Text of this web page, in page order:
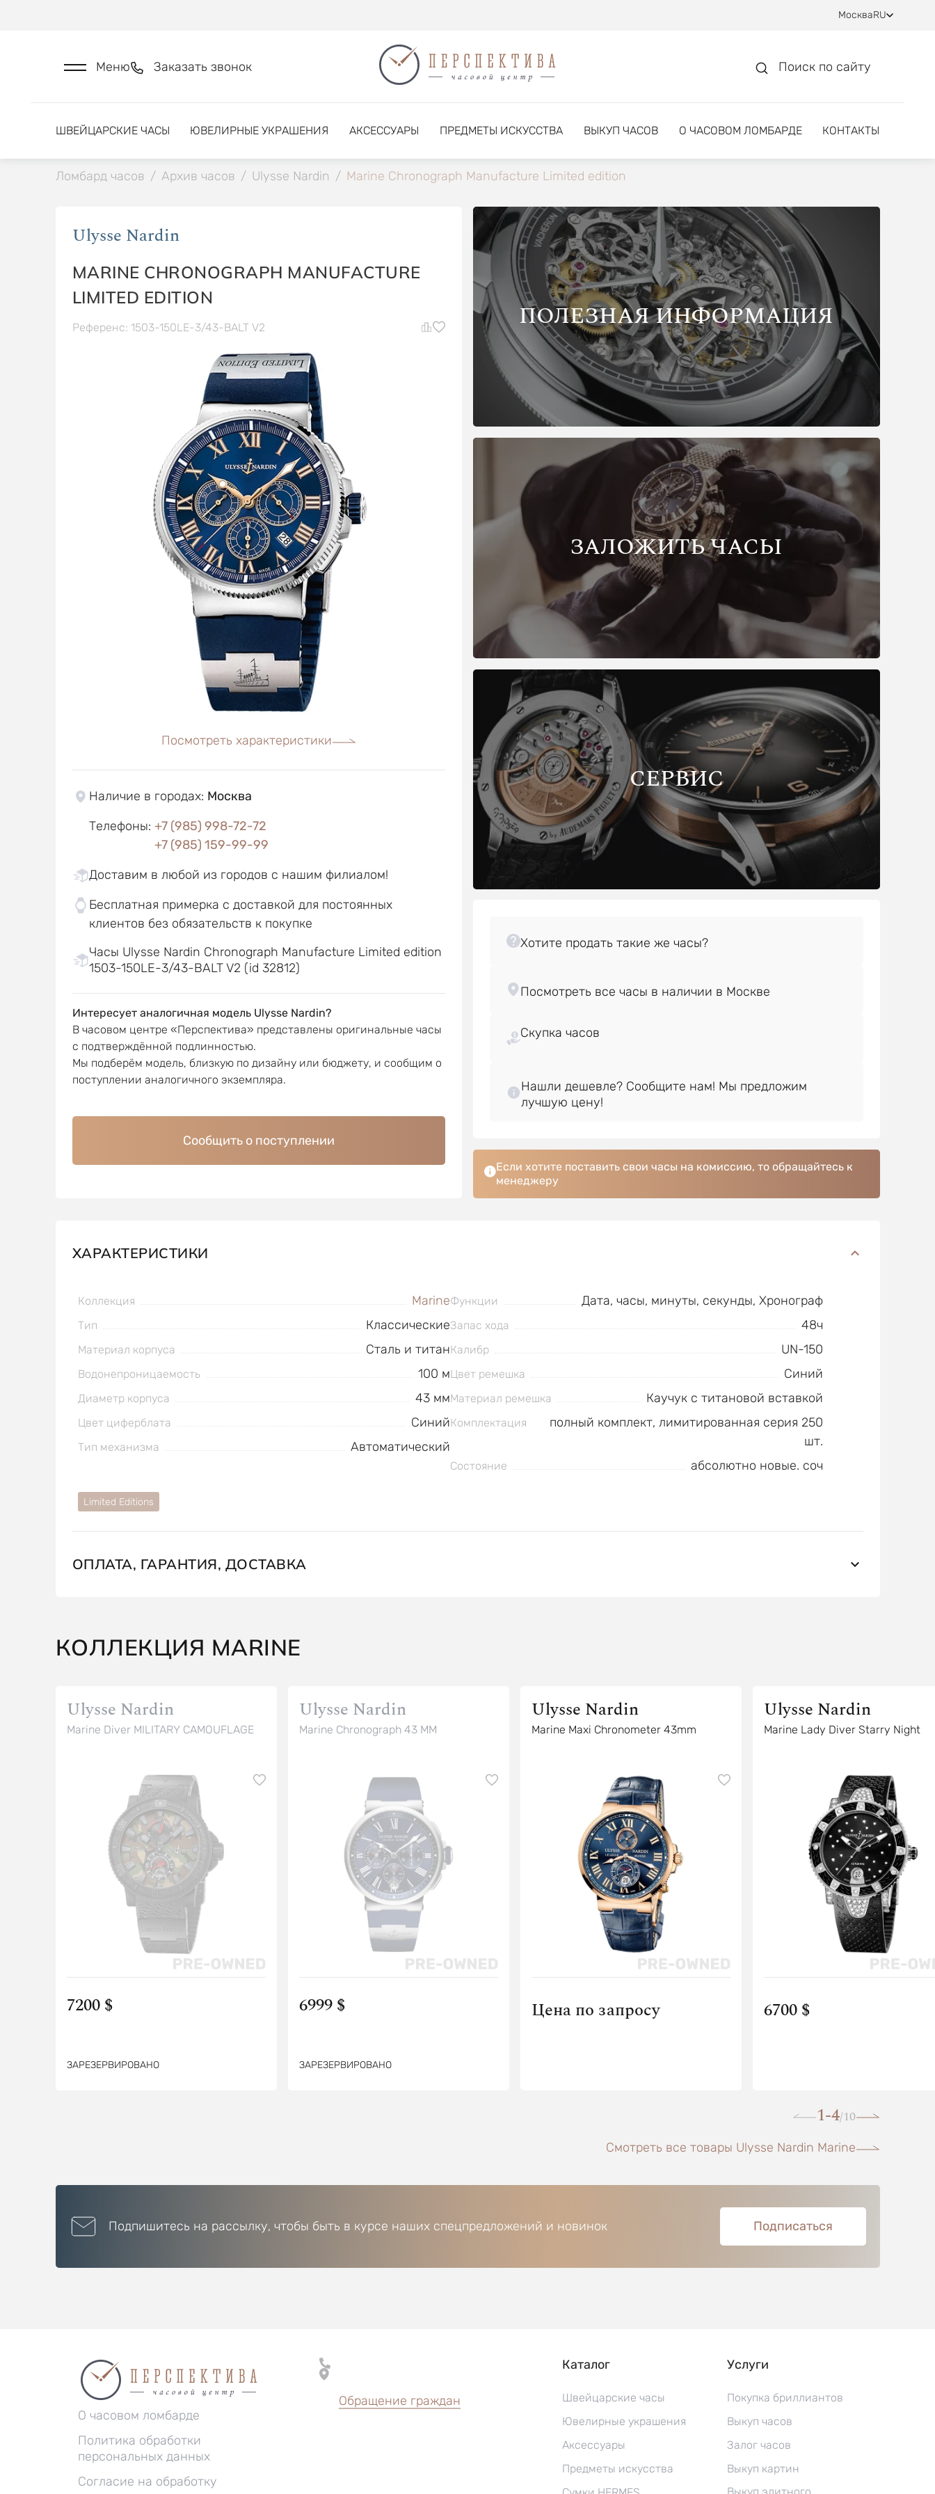
МоскваRU
Меню Заказать звонок Поиск по сайту
ШВЕЙЦАРСКИЕ ЧАСЫ ЮВЕЛИРНЫЕ УКРАШЕНИЯ АКСЕССУАРЫ ПРЕДМЕТЫ ИСКУССТВА ВЫКУП ЧАСОВ О ЧАСОВОМ ЛОМБАРДЕ КОНТАКТЫ
Ломбард часов / Архив часов / Ulysse Nardin / Marine Chronograph Manufacture Limited edition
Ulysse Nardin
MARINE CHRONOGRAPH MANUFACTURE
LIMITED EDITION
Референс: 1503-150LE-3/43-BALT V2
Посмотреть характеристики
Наличие в городах: Москва
Телефоны: +7 (985) 998-72-72
+7 (985) 159-99-99
Доставим в любой из городов с нашим филиалом!
Бесплатная примерка с доставкой для постоянных
клиентов без обязательств к покупке
Часы Ulysse Nardin Chronograph Manufacture Limited edition
1503-150LE-3/43-BALT V2 (id 32812)
Интересует аналогичная модель Ulysse Nardin?
В часовом центре «Перспектива» представлены оригинальные часы
с подтверждённой подлинностью.
Мы подберём модель, близкую по дизайну или бюджету, и сообщим о
поступлении аналогичного экземпляра.
Сообщить о поступлении
ПОЛЕЗНАЯ ИНФОРМАЦИЯ
ЗАЛОЖИТЬ ЧАСЫ
СЕРВИС
Скупка часов
Нашли дешевле? Сообщите нам! Мы предложим
Если хотите поставить свои часы на комиссию, то обращайтесь к
менеджеру
ХАРАКТЕРИСТИКИ
Коллекция Marine
Тип Классические
Материал корпуса Сталь и титан
Водонепроницаемость 100 м
Диаметр корпуса 43 мм
Цвет циферблата Синий
Тип механизма Автоматический
Функции Дата, часы, минуты, секунды, Хронограф
Запас хода 48ч
Калибр UN-150
Цвет ремешка Синий
Материал ремешка Каучук с титановой вставкой
Комплектация
полный комплект, лимитированная серия 250
шт.
Состояние абсолютно новые. соч
Limited Editions
ОПЛАТА, ГАРАНТИЯ, ДОСТАВКА
КОЛЛЕКЦИЯ MARINE
Ulysse Nardin
Marine Diver MILITARY CAMOUFLAGE
7200 $
ЗАРЕЗЕРВИРОВАНО
Ulysse Nardin
Marine Chronograph 43 MM
6999 $
ЗАРЕЗЕРВИРОВАНО
Ulysse Nardin
Marine Maxi Chronometer 43mm
Цена по запросу
Ulysse Nardin
Marine Lady Diver Starry Night
6700 $
1-4/10
Смотреть все товары Ulysse Nardin Marine
Подпишитесь на рассылку, чтобы быть в курсе наших спецпредложений и новинок Подписаться
О часовом ломбарде
Политика обработки
персональных данных
Согласие на обработку
Обращение граждан
Каталог
Швейцарские часы
Ювелирные украшения
Аксессуары
Предметы искусства
Услуги
Покупка бриллиантов
Выкуп часов
Залог часов
Выкуп картин